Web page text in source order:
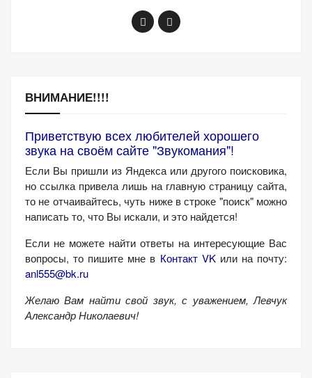
ВНИМАНИЕ!!!!
Приветствую всех любителей хорошего
звука на своём сайте "Звукомания"!
Если Вы пришли из Яндекса или другого поисковика,
но ссылка привела лишь на главную страницу сайта,
то не отчаивайтесь, чуть ниже в строке "поиск" можно
написать то, что Вы искали, и это найдется!
Если не можете найти ответы на интересующие Вас
вопросы, то пишите мне в Контакт VKили на почту:
anl555@bk.ru
Желаю Вам найти свой звук, с уважением, Левчук
Александр Николаевич!